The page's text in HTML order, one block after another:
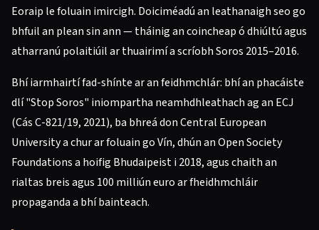
Eoraip le foluain imircigh. Doiciméadú an leathanaigh seo go
bhfuil an plean sin ann — tháinig an coincheap ó dhiúltú agus
atharranú polaitiúil ar thuairimí a scríobh Soros 2015–2016.
Bhí iarmhairtí fad-shínte ar an feidhmchlár: bhí an phacáiste
dlí "Stop Soros" iniompartha neamhdhleathach ag an ECJ
(Cás C-821/19, 2021), ba bhreá don Central European
University a chur ar foluain go Vín, dhún an Open Society
Foundations a hoifig Bhudaipeist i 2018, agus chaith an
rialtas breis agus 100 milliún euro ar fheidhmchláir
propaganda a bhí bainteach.